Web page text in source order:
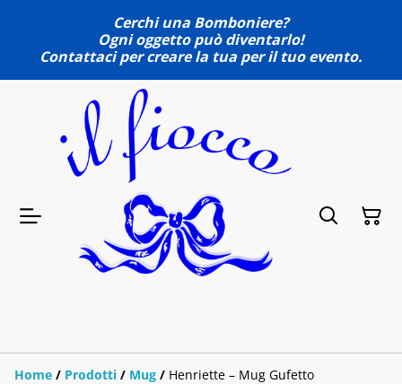
Cerchi una Bomboniere?
Ogni oggetto può diventarlo!
Contattaci per creare la tua per il tuo evento.
Home / Prodotti / Mug / Henriette – Mug Gufetto